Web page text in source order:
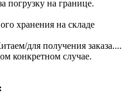
погрузку на границе.
хранения на складе
для получения заказа....
конкретном случае.